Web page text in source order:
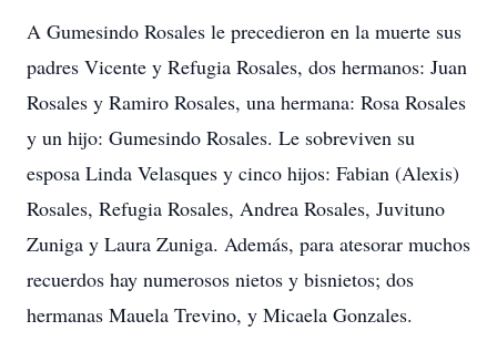
A Gumesindo Rosales le precedieron en la muerte sus
padres Vicente y Refugia Rosales, dos hermanos: Juan
Rosales y Ramiro Rosales, una hermana: Rosa Rosales
y un hijo: Gumesindo Rosales. Le sobreviven su
esposa Linda Velasques y cinco hijos: Fabian (Alexis)
Rosales, Refugia Rosales, Andrea Rosales, Juvituno
Zuniga y Laura Zuniga. Además, para atesorar muchos
recuerdos hay numerosos nietos y bisnietos; dos
hermanas Mauela Trevino, y Micaela Gonzales.